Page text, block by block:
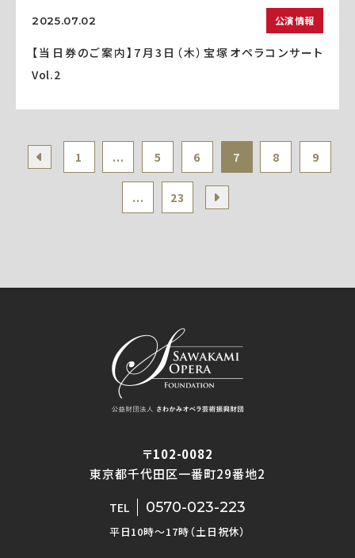
2025.07.02 公演情報
【当日券のご案内】7月3日（木）宝塚オペラコンサート
Vol.2
1 ... 5 6 7 8 9
... 23
〒102-0082
東京都千代田区一番町29番地2
TEL 0570-023-223
平日10時〜17時（土日祝休）